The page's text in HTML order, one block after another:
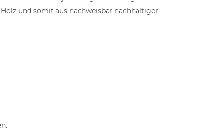
und somit aus nachweisbar nachhaltiger